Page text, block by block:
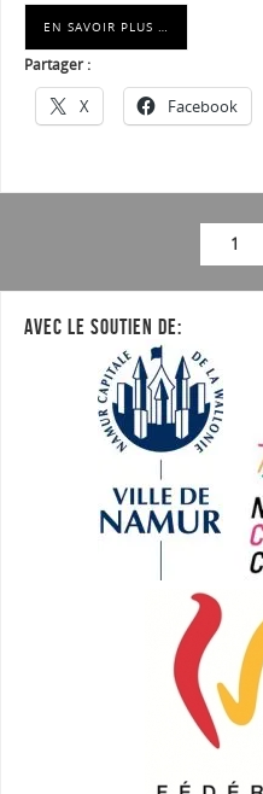
EN SAVOIR PLUS …
Partager :
X Facebook
1
AVEC LE SOUTIEN DE: